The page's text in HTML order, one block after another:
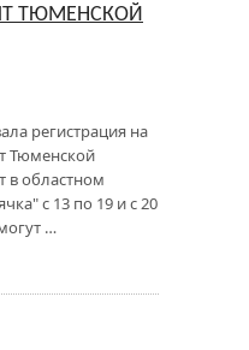
ТЮМЕНСКОЙ
регистрация на
Тюменской
в областном
с 13 по 19 и с 20
…